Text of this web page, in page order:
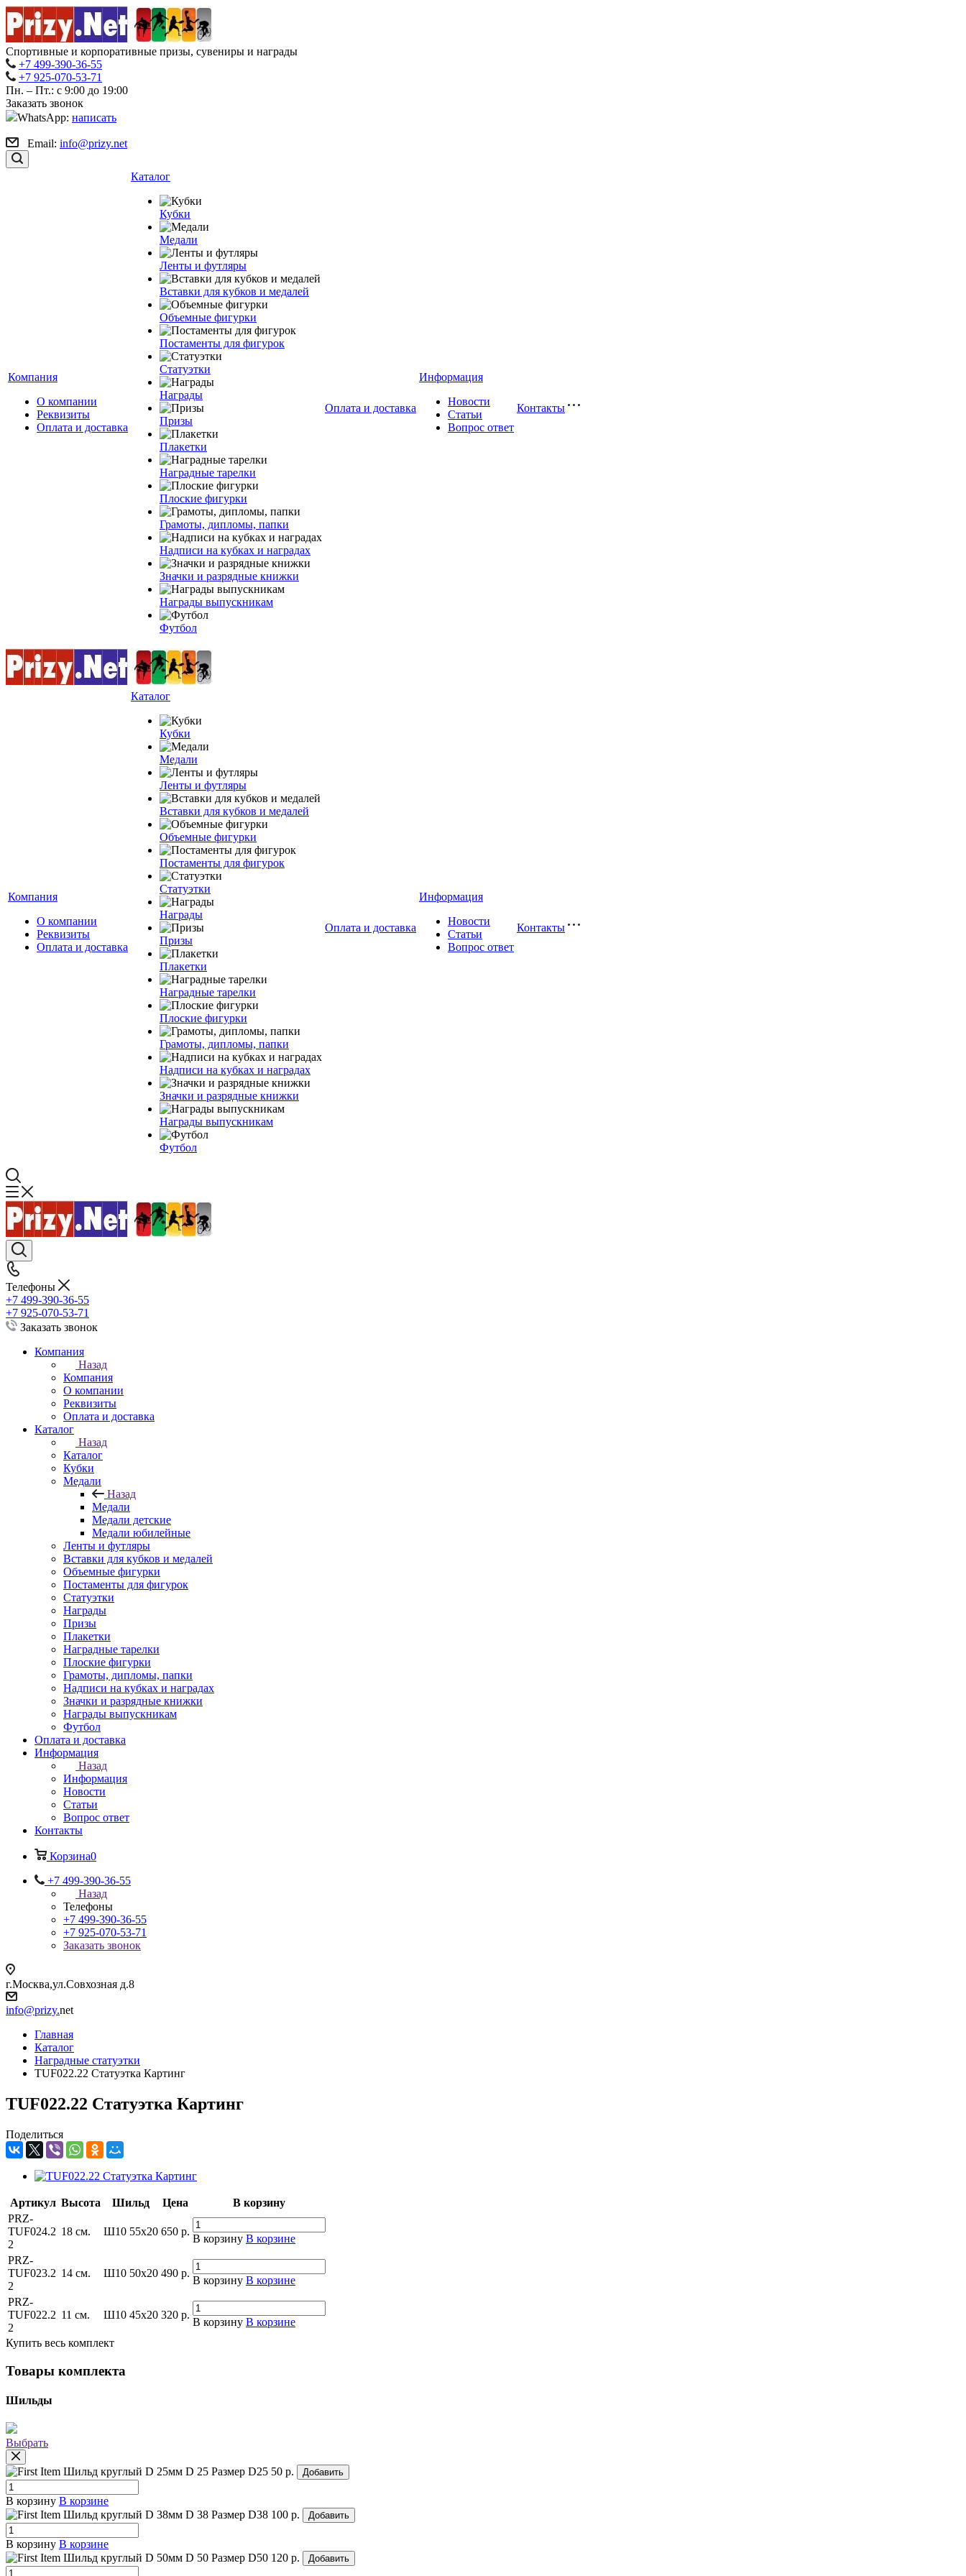
Спортивные и корпоративные призы, сувениры и награды
+7 499-390-36-55
+7 925-070-53-71
Пн. – Пт.: с 9:00 до 19:00
Заказать звонок
WhatsApp: написать
Email: info@prizy.net
Компания
О компании
Реквизиты
Оплата и доставка
Каталог
Кубки
Медали
Ленты и футляры
Вставки для кубков и медалей
Объемные фигурки
Постаменты для фигурок
Статуэтки
Награды
Призы
Плакетки
Наградные тарелки
Плоские фигурки
Грамоты, дипломы, папки
Надписи на кубках и наградах
Значки и разрядные книжки
Награды выпускникам
Футбол
Оплата и доставка
Информация
Новости
Статьи
Вопрос ответ
Контакты
Компания
О компании
Реквизиты
Оплата и доставка
Каталог
Кубки
Медали
Ленты и футляры
Вставки для кубков и медалей
Объемные фигурки
Постаменты для фигурок
Статуэтки
Награды
Призы
Плакетки
Наградные тарелки
Плоские фигурки
Грамоты, дипломы, папки
Надписи на кубках и наградах
Значки и разрядные книжки
Награды выпускникам
Футбол
Оплата и доставка
Информация
Новости
Статьи
Вопрос ответ
Контакты
Телефоны
+7 499-390-36-55
+7 925-070-53-71
Заказать звонок
Компания
Назад
Компания
О компании
Реквизиты
Оплата и доставка
Каталог
Назад
Каталог
Кубки
Медали
Назад
Медали
Медали детские
Медали юбилейные
Ленты и футляры
Вставки для кубков и медалей
Объемные фигурки
Постаменты для фигурок
Статуэтки
Награды
Призы
Плакетки
Наградные тарелки
Плоские фигурки
Грамоты, дипломы, папки
Надписи на кубках и наградах
Значки и разрядные книжки
Награды выпускникам
Футбол
Оплата и доставка
Информация
Назад
Информация
Новости
Статьи
Вопрос ответ
Контакты
Корзина0
+7 499-390-36-55
Назад
Телефоны
+7 499-390-36-55
+7 925-070-53-71
Заказать звонок
г.Москва,ул.Совхозная д.8
info@prizy.net
Главная
Каталог
Наградные статуэтки
TUF022.22 Статуэтка Картинг
TUF022.22 Статуэтка Картинг
Поделиться
Артикул Высота Шильд Цена
В корзину
PRZ-
TUF024.2
2
18 см. Ш10 55x20 650 р.
В корзину В корзине
PRZ-
TUF023.2
2
14 см. Ш10 50x20 490 р.
В корзину В корзине
PRZ-
TUF022.2
2
11 см. Ш10 45x20 320 р.
В корзину В корзине
Купить весь комплект
Товары комплекта
Шильды
Выбрать
Шильд круглый D 25мм D 25 Размер D25 50 р. Добавить
В корзину В корзине
Шильд круглый D 38мм D 38 Размер D38 100 р. Добавить
В корзину В корзине
Шильд круглый D 50мм D 50 Размер D50 120 р. Добавить